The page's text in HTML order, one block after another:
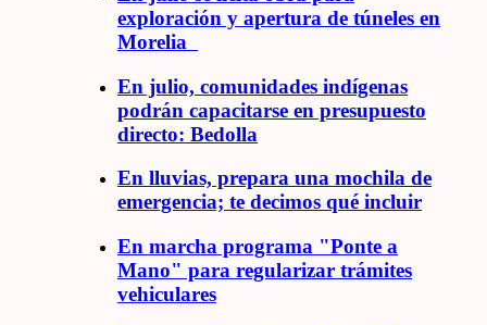
exploración y apertura de túneles en
Morelia
En julio, comunidades indígenas
podrán capacitarse en presupuesto
directo: Bedolla
En lluvias, prepara una mochila de
emergencia; te decimos qué incluir
En marcha programa "Ponte a
Mano" para regularizar trámites
vehiculares